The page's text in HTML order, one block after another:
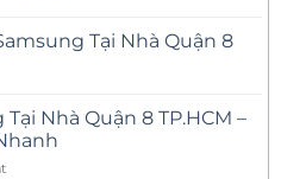
Tại Nhà Quận 8
Nhà Quận 8 TP.HCM –
ở